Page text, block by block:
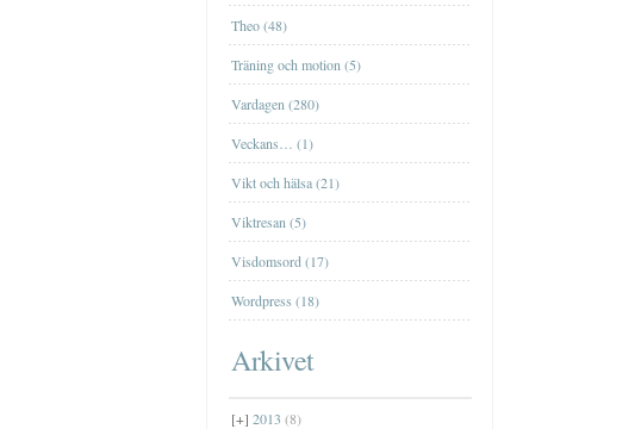
Theo (48)
Träning och motion (5)
Vardagen (280)
Veckans… (1)
Vikt och hälsa (21)
Viktresan (5)
Visdomsord (17)
Wordpress (18)
Arkivet
[+] 2013 (8)